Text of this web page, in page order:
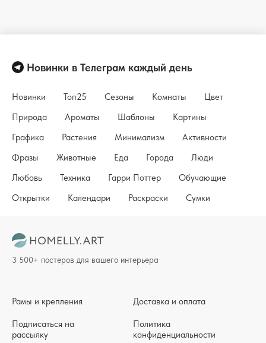
Новинки в Телеграм каждый день
Новинки Топ25 Сезоны Комнаты
Цвет
Природа
Ароматы Шаблоны
Картины
Графика
Растения Минимализм
Активности
Фразы
Животные Еда Города
Люди
Любовь
Техника Гарри Поттер
Обучающие
Открытки
Календари Раскраски Сумки
Рамы и крепления
Подписаться на
рассылку
Доставка и оплата
Политика
конфиденциальности
3 500+ постеров для вашего интерьера